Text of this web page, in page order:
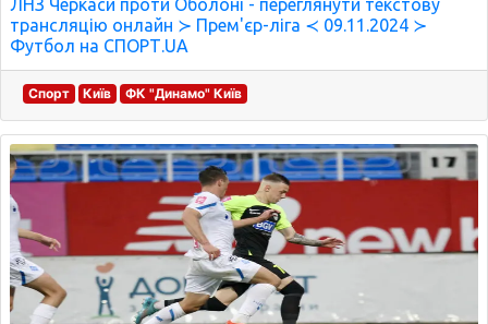
ЛНЗ Черкаси проти Оболоні - переглянути текстову
трансляцію онлайн ≻ Прем'єр-ліга ≺ 09.11.2024 ≻
Футбол на СПОРТ.UA
Спорт Київ ФК "Динамо" Київ